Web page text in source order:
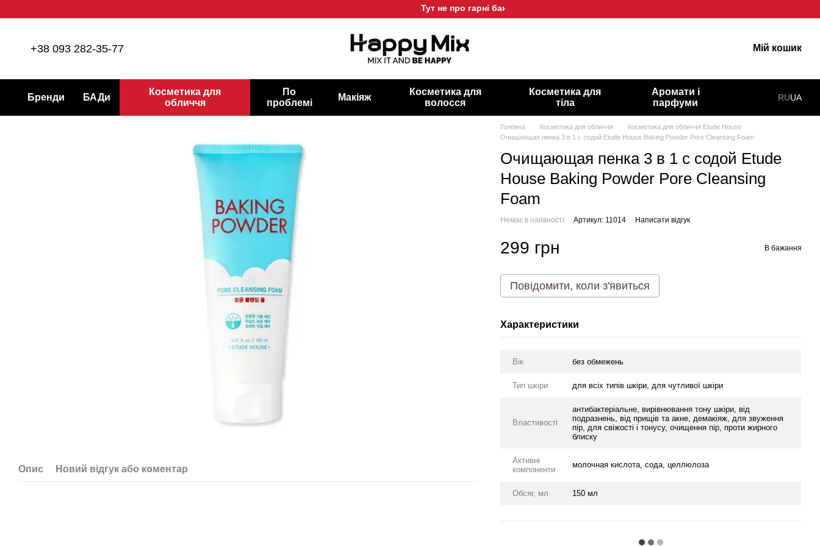
Тут не про гарні баночки, а про гарну шкіру!
+38 093 282-35-77 Мій кошик
Бренди БАДи
Косметика для
обличчя
По
проблемі
Макіяж
Косметика для
волосся
Косметика для
тіла
Аромати і
парфуми
RUUA
Опис Новий відгук або коментар
Головна Косметика для обличчя
Косметика для обличчя Etude House
Очищающая пенка 3 в 1 с содой Etude House Baking Powder Pore Cleansing Foam
Очищающая пенка 3 в 1 с содой Etude
House Baking Powder Pore Cleansing
Foam
Немає в наявності Артикул: 11014 Написати відгук
299 грн В бажання
Повідомити, коли з'явиться
Характеристики
Вік без обмежень
Тип шкіри для всіх типів шкіри, для чутливої шкіри
Властивості
антибактеріальне, вирівнювання тону шкіри, від
подразнень, від прищів та акне, демакіяж, для звуження
пір, для свіжості і тонусу, очищення пір, проти жирного
блиску
Активні
компоненти
молочная кислота, сода, целлюлоза
Обсяг, мл 150 мл